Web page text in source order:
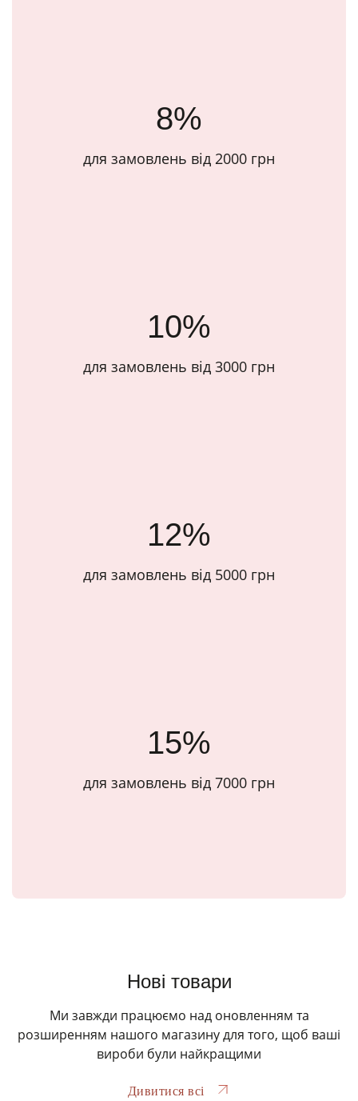
8%
для замовлень від 2000 грн
10%
для замовлень від 3000 грн
12%
для замовлень від 5000 грн
15%
для замовлень від 7000 грн
Нові товари
Ми завжди працюємо над оновленням та
розширенням нашого магазину для того, щоб ваші
вироби були найкращими
Дивитися всі